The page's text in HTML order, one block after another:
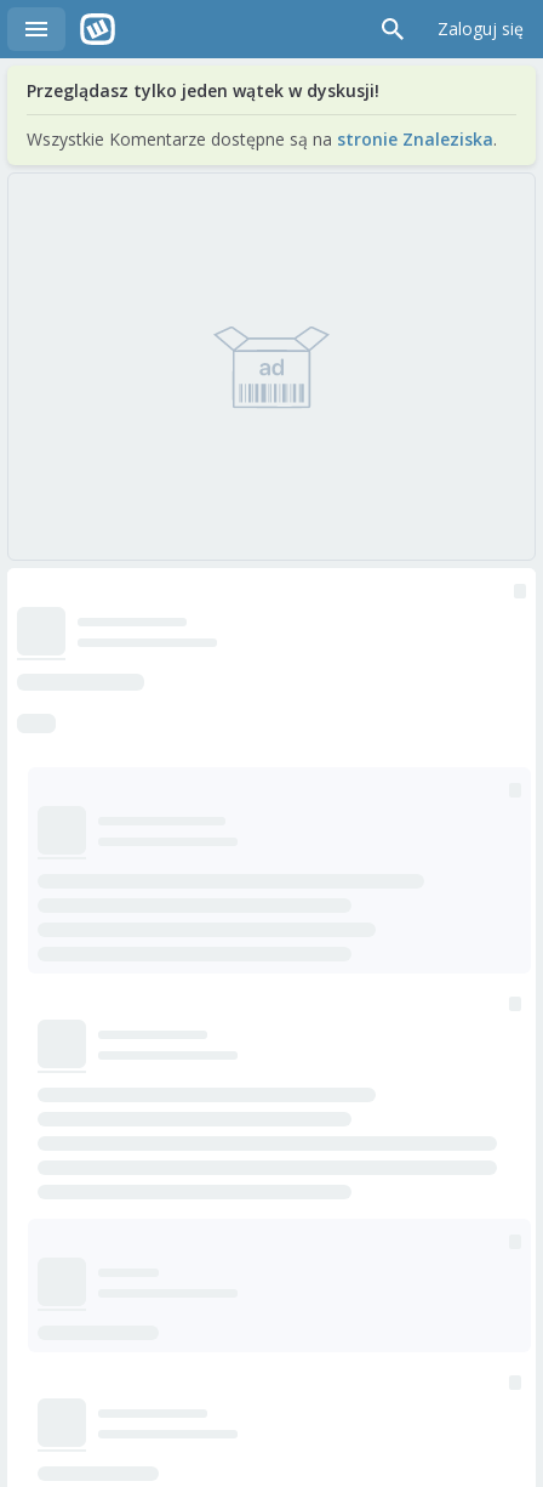
Zaloguj się
Przeglądasz tylko jeden wątek w dyskusji!
Wszystkie Komentarze dostępne są na stronie Znaleziska.